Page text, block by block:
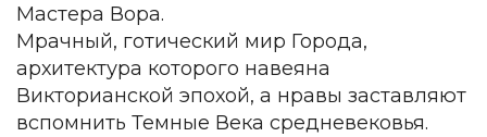
Мастера Вора.
Мрачный, готический мир Города,
архитектура которого навеяна
Викторианской эпохой, а нравы заставляют
вспомнить Темные Века средневековья.